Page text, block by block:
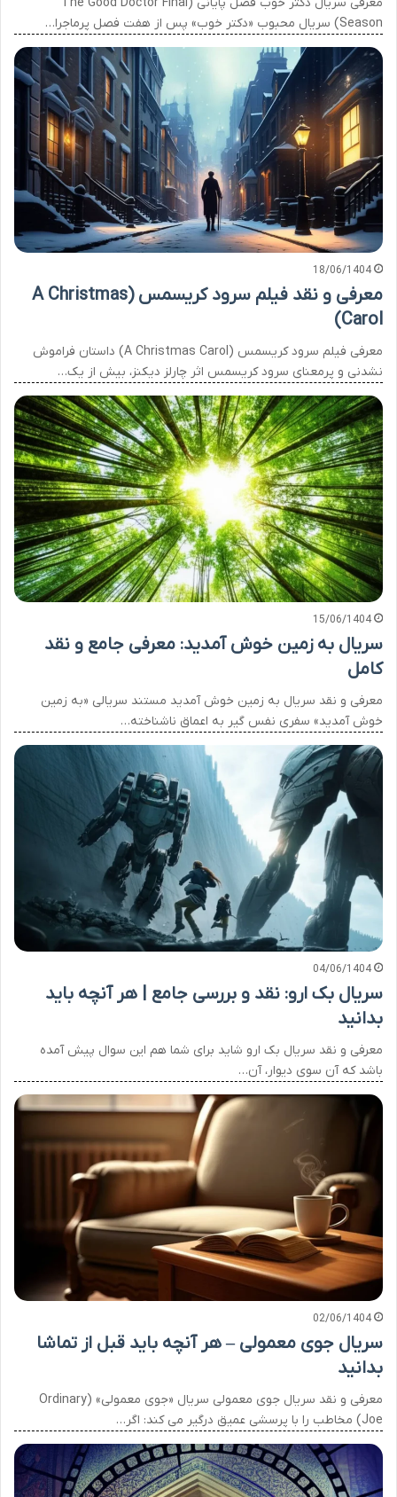
Season) سریال محبوب «دکتر خوب» پس از هفت فصل پرماجرا…
18/06/1404
معرفی و نقد فیلم سرود کریسمس (A Christmas
Carol)
معرفی فیلم سرود کریسمس (A Christmas Carol) داستان فراموش
نشدنی و پرمعنای سرود کریسمس اثر چارلز دیکنز، بیش از یک…
15/06/1404
سریال به زمین خوش آمدید: معرفی جامع و نقد
کامل
معرفی و نقد سریال به زمین خوش آمدید مستند سریالی «به زمین
خوش آمدید» سفری نفس گیر به اعماق ناشناخته…
04/06/1404
سریال بک ارو: نقد و بررسی جامع | هر آنچه باید
بدانید
معرفی و نقد سریال بک ارو شاید برای شما هم این سوال پیش آمده
باشد که آن سوی دیوار، آن…
02/06/1404
سریال جوی معمولی – هر آنچه باید قبل از تماشا
بدانید
معرفی و نقد سریال جوی معمولی سریال «جوی معمولی» (Ordinary
Joe) مخاطب را با پرسشی عمیق درگیر می کند: اگر…